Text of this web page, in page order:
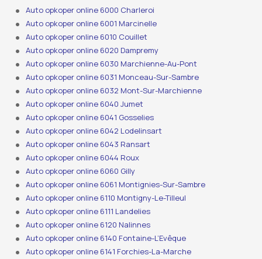
Auto opkoper online 6000 Charleroi
Auto opkoper online 6001 Marcinelle
Auto opkoper online 6010 Couillet
Auto opkoper online 6020 Dampremy
Auto opkoper online 6030 Marchienne-Au-Pont
Auto opkoper online 6031 Monceau-Sur-Sambre
Auto opkoper online 6032 Mont-Sur-Marchienne
Auto opkoper online 6040 Jumet
Auto opkoper online 6041 Gosselies
Auto opkoper online 6042 Lodelinsart
Auto opkoper online 6043 Ransart
Auto opkoper online 6044 Roux
Auto opkoper online 6060 Gilly
Auto opkoper online 6061 Montignies-Sur-Sambre
Auto opkoper online 6110 Montigny-Le-Tilleul
Auto opkoper online 6111 Landelies
Auto opkoper online 6120 Nalinnes
Auto opkoper online 6140 Fontaine-L’Evêque
Auto opkoper online 6141 Forchies-La-Marche